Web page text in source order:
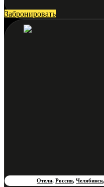
Забронировать
Отели,Россия,Челябинск